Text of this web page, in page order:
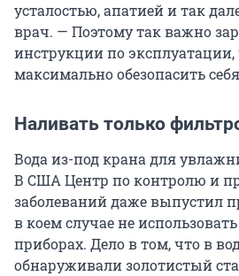
усталостью, апатией и так
врач. — Поэтому так важно
инструкции по
максимально обезопасить
Наливать только
Вода из-под крана для
В США Центр по контролю и
заболеваний даже выпустил
в коем случае не
приборах. Дело в том, что в
обнаруживали золотистый